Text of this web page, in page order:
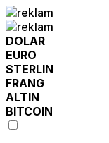
DOLAR
EURO
STERLIN
FRANG
ALTIN
BITCOIN